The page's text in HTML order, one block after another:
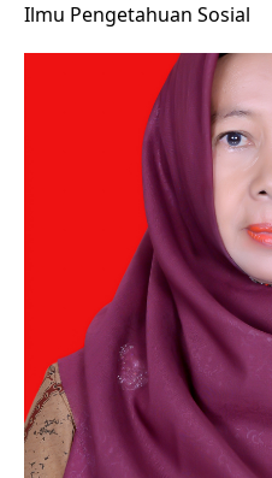
Ilmu Pengetahuan Sosial